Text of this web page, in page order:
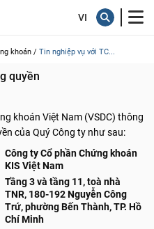
khoán / Tin nghiệp vụ với TC...
quyền
khoán Việt Nam (VSDC) thông
của Quý Công ty như sau:
Công ty Cổ phần Chứng khoán
KIS Việt Nam
Tầng 3 và tầng 11, toà nhà
TNR, 180-192 Nguyễn Công
Trứ, phường Bến Thành, TP. Hồ
Chí Minh